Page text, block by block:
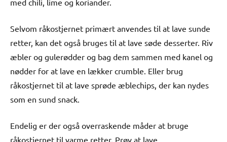
Selvom råkostjernet primært anvendes til at lave sunde
retter, kan det også bruges til at lave søde desserter. Riv
æbler og gulerødder og bag dem sammen med kanel og
nødder for at lave en lækker crumble. Eller brug
råkostjernet til at lave sprøde æblechips, der kan nydes
som en sund snack.
Endelig er der også overraskende måder at bruge
råkostjernet til varme retter. Prøv at lave